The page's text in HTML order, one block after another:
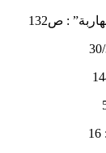
: ص132